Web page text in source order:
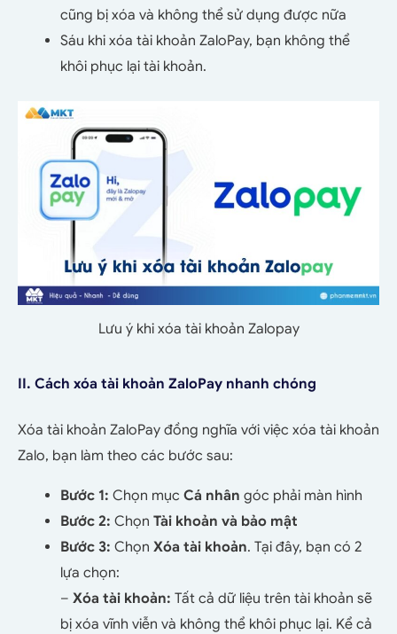
cũng bị xóa và không thể sử dụng được nữa
Sáu khi xóa tài khoản ZaloPay, bạn không thể
khôi phục lại tài khoản.
Lưu ý khi xóa tài khoản Zalopay
II. Cách xóa tài khoản ZaloPay nhanh chóng
Xóa tài khoản ZaloPay đồng nghĩa với việc xóa tài khoản
Zalo, bạn làm theo các bước sau:
Bước 1: Chọn mục Cá nhân góc phải màn hình
Bước 2: Chọn Tài khoản và bảo mật
Bước 3: Chọn Xóa tài khoản. Tại đây, bạn có 2
lựa chọn:
– Xóa tài khoản: Tất cả dữ liệu trên tài khoản sẽ
bị xóa vĩnh viễn và không thể khôi phục lại. Kể cả